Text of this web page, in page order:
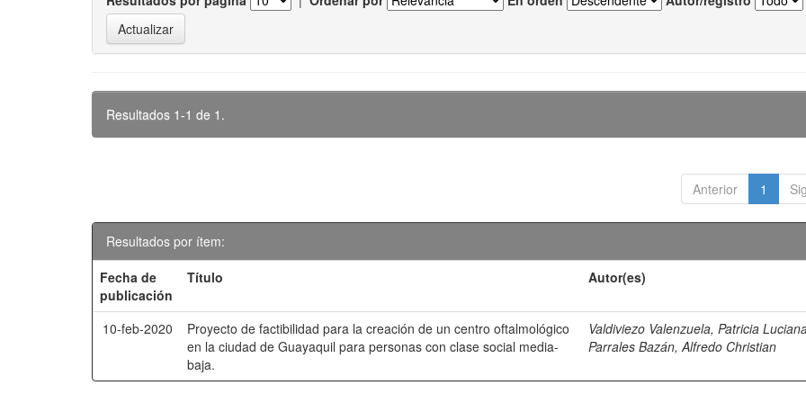
Resultados 1-1 de 1.
Anterior 1
Resultados por ítem:
Fecha de
publicación
Título Autor(es)
10-feb-2020
Proyecto de factibilidad para la creación de un centro oftalmológico
en la ciudad de Guayaquil para personas con clase social media-
baja.
Valdiviezo Valenzuela, Patricia
Parrales Bazán, Alfredo Christian